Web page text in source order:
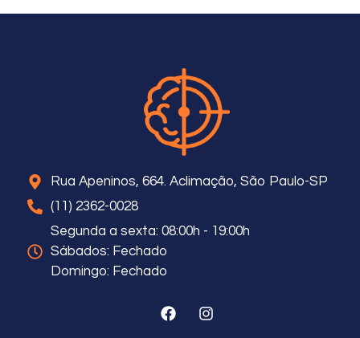
Rua Apeninos, 664. Aclimação, São Paulo-SP
(11) 2362-0028
Segunda a sexta: 08:00h - 19:00h
Sábados: Fechado
Domingo: Fechado